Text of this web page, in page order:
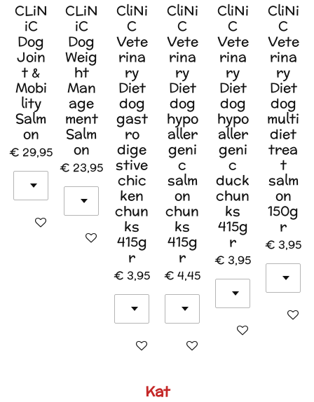
CLiN
iC
Dog
Join
t &
Mobi
lity
Salm
on
€ 29,95
In winkelwagen
CLiN
iC
Dog
Weig
ht
Man
age
ment
Salm
on
€ 23,95
In winkelwagen
CliNi
C
Vete
rina
ry
Diet
dog
gast
ro
dige
stive
chic
ken
chun
ks
415g
r
€ 3,95
In winkelwagen
CliNi
C
Vete
rina
ry
Diet
dog
hypo
aller
geni
c
salm
on
chun
ks
415g
r
€ 4,45
In winkelwagen
CliNi
C
Vete
rina
ry
Diet
dog
hypo
aller
geni
c
duck
chun
ks
415g
r
€ 3,95
In winkelwagen
CliNi
C
Vete
rina
ry
Diet
dog
multi
diet
trea
t
salm
on
150g
r
€ 3,95
In
Kat